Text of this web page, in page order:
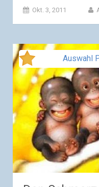
Okt. 3, 2011
Auswahl